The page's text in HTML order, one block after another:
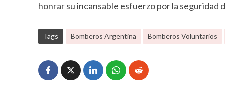
honrar su incansable esfuerzo por la seguridad
Tags Bomberos Argentina Bomberos Voluntarios